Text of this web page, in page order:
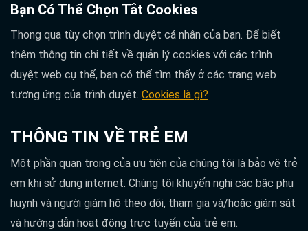
Bạn Có Thể Chọn Tắt Cookies
Thong qua tùy chọn trình duyệt cá nhân của bạn. Để biết
thêm thông tin chi tiết về quản lý cookies với các trình
duyệt web cụ thể, bạn có thể tìm thấy ở các trang web
tương ứng của trình duyệt. Cookies là gì?
THÔNG TIN VỀ TRẺ EM
Một phần quan trọng của ưu tiên của chúng tôi là bảo vệ trẻ
em khi sử dụng internet. Chúng tôi khuyến nghị các bậc phụ
huynh và người giám hộ theo dõi, tham gia và/hoặc giám sát
và hướng dẫn hoạt động trực tuyến của trẻ em.